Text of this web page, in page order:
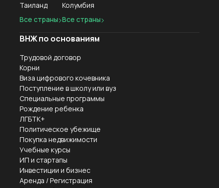
Таиланд
Все страны
Колумбия
Все страны
ВНЖ по основаниям
Трудовой договор
Корни
Виза цифрового кочевника
Поступление в школу или вуз
Специальные программы
Рождение ребенка
ЛГБТК+
Политическое убежище
Покупка недвижимости
Учебные курсы
ИП и стартапы
Инвестиции и бизнес
Аренда / Регистрация